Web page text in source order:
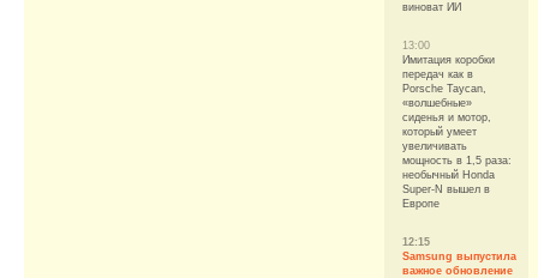
виноват ИИ
13:00
Имитация коробки
передач как в
Porsche Taycan,
«волшебные»
сиденья и мотор,
который умеет
увеличивать
мощность в 1,5 раза:
необычный Honda
Super-N вышел в
Европе
12:15
Samsung выпустила
важное обновление